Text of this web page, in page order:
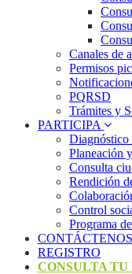
Canales de
Permisos
PQRSD
Trámites y
PARTICIPA
Diagnóstico
Planeación
Consulta
Rendición
Control
Programa
CONTÁCTENOS
REGISTRO
CONSULTA